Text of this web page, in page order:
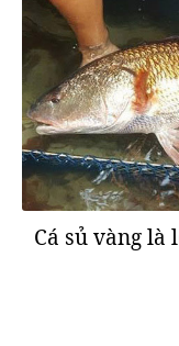
Cá sủ vàng